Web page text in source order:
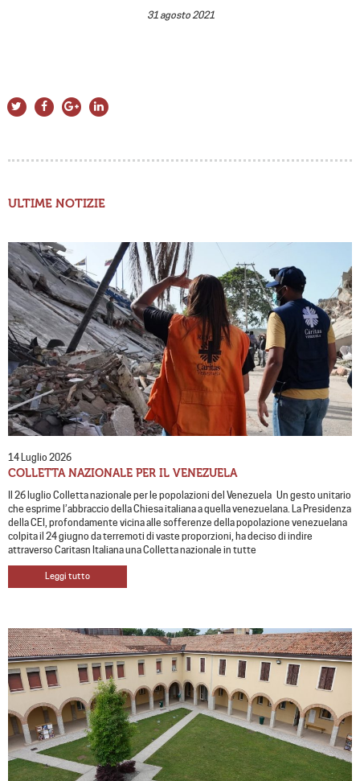
31 agosto 2021
ULTIME NOTIZIE
14 Luglio 2026
COLLETTA NAZIONALE PER IL VENEZUELA
Il 26 luglio Colletta nazionale per le popolazioni del Venezuela Un gesto unitario
che esprime l’abbraccio della Chiesa italiana a quella venezuelana. La Presidenza
della CEI, profondamente vicina alle sofferenze della popolazione venezuelana
colpita il 24 giugno da terremoti di vaste proporzioni, ha deciso di indire
attraverso Caritasn Italiana una Colletta nazionale in tutte
Leggi tutto